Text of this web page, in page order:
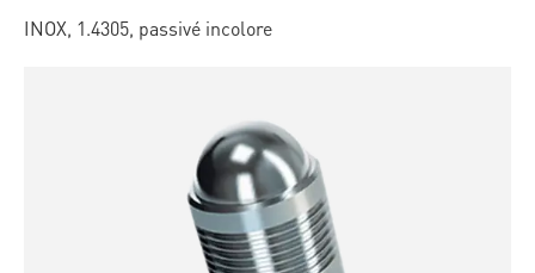
INOX, 1.4305, passivé incolore